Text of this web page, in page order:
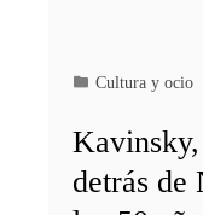
Cultura y ocio
detrás de